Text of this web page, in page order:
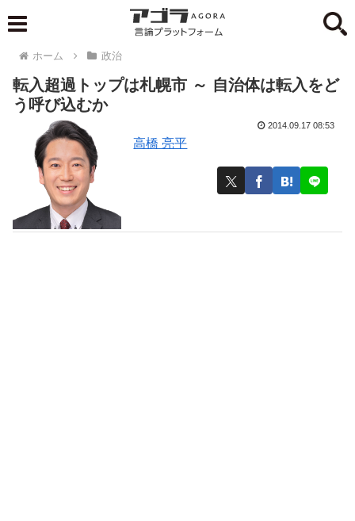
ホーム 政治
転入超過トップは札幌市 ～ 自治体は転入をど
う呼び込むか
高橋 亮平
2014.09.17 08:53